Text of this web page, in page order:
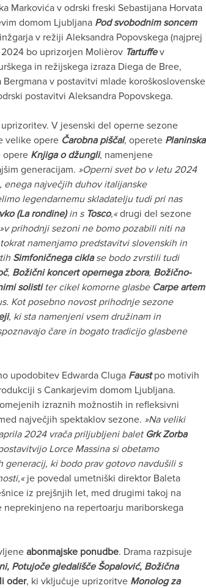
Markovića v odrski freski Sebastijana Horvata
domom Ljubljana Pod svobodnim soncem
v režiji Aleksandra Popovskega (najprej
bo uprizorjen Molièrov Tartuffev
in režijskega izraza Diega de Bree,
v postavitvi mlade koroškoslovenske
postavitvi Aleksandra Popovskega.
V jesenski del operne sezone
velike opere Čarobna piščal, operete Planinska
opere Knjiga o džungli, namenjene
generacijam. »Operni svet bo v letu 2024
enega največjih duhov italijanske
legendarnemu skladatelju tudi pri nas
(La rondine)in s Tosco,«drugi del sezone
»v prihodnji sezoni ne bomo pozabili niti na
namenjamo predstavitvi slovenskih in
Simfoničnega ciklase bodo zvrstili tudi
, Božični koncert opernega zbora, Božično-
solistiter cikel komorne glasbe Carpe artem
Kot posebno novost prihodnje sezone
, ki sta namenjeni vsem družinam in
čare in bogato tradicijo glasbene
upodobitev Edwarda Cluga Faustpo motivih
s Cankarjevim domom Ljubljana.
izraznih možnostih in refleksivni
največjih spektaklov sezone. »Na veliki
2024 vrača priljubljeni balet Grk Zorba
Lorce Massina si obetamo
ki bodo prav gotovo navdušili s
je povedal umetniški direktor Baleta
iz prejšnjih let, med drugimi takoj na
neprekinjeno na repertoarju mariborskega
abonmajske ponudbe. Drama razpisuje
Potujoče gledališče Šopalović, Božična
oder, ki vključuje uprizoritve Monolog za